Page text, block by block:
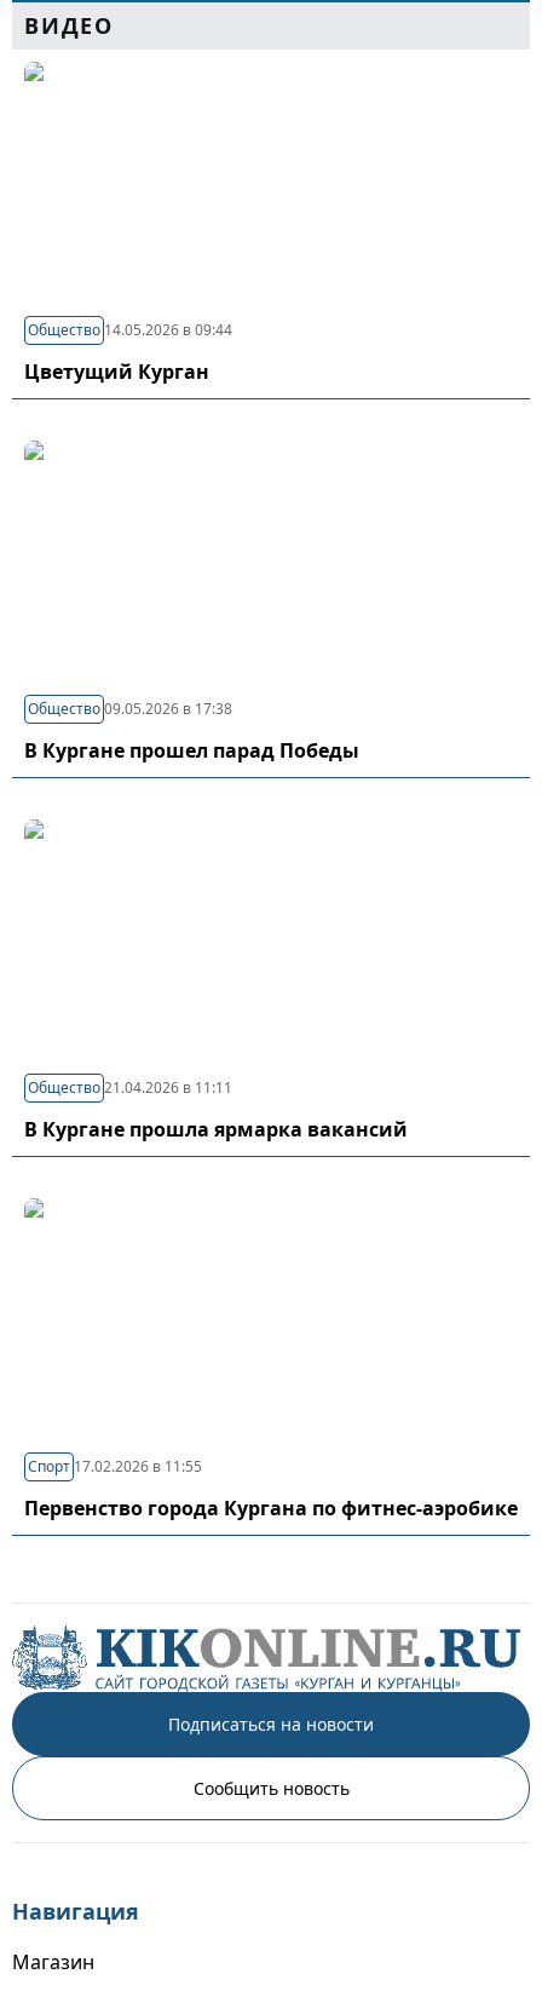
ВИДЕО
Общество 14.05.2026 в 09:44
Цветущий Курган
Общество09.05.2026 в 17:38
В Кургане прошел парад Победы
Общество21.04.2026 в 11:11
В Кургане прошла ярмарка вакансий
Спорт 17.02.2026 в 11:55
Первенство города Кургана по фитнес-аэробике
Подписаться на новости
Сообщить новость
Навигация
Магазин